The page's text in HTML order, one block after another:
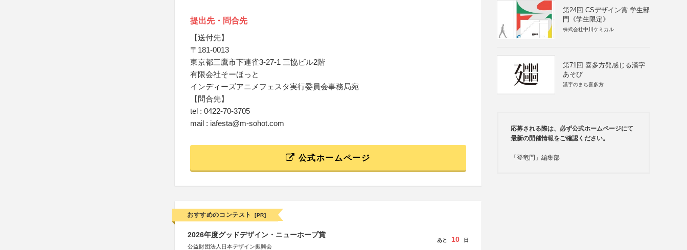
提出先・問合先
【送付先】
〒181-0013
東京都三鷹市下連雀3-27-1 三協ビル2階
有限会社そーほっと
インディーズアニメフェスタ実行委員会事務局宛
【問合先】
tel : 0422-70-3705
mail : iafesta@m-sohot.com
公式ホームページ
おすすめのコンテスト [PR]
2026年度グッドデザイン・ニューホープ賞
公益財団法人日本デザイン振興会
あと 10 日
第24回 CSデザイン賞 学生部
門《学生限定》
株式会社中川ケミカル
第71回 喜多方発感じる漢字
あそび
漢字のまち喜多方
応募される際は、必ず公式ホームページにて
最新の開催情報をご確認ください。
「登竜門」編集部